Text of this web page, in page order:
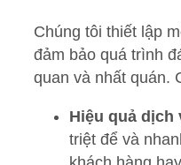
Chúng tôi thiết lập
đảm bảo quá trình
quan và nhất quán.
Hiệu quả dịch
triệt để và